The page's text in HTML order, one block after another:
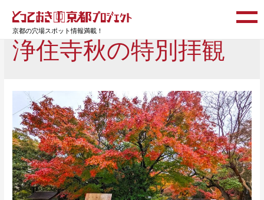
京都の穴場スポット情報満載！
浄住寺秋の特別拝観